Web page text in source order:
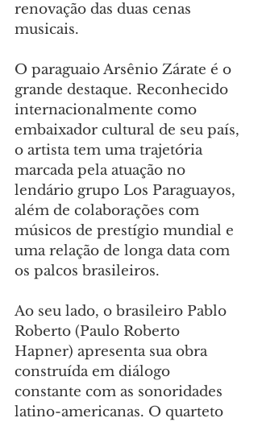
renovação das duas cenas
musicais.
O paraguaio Arsênio Zárate é o
grande destaque. Reconhecido
internacionalmente como
embaixador cultural de seu país,
o artista tem uma trajetória
marcada pela atuação no
lendário grupo Los Paraguayos,
além de colaborações com
músicos de prestígio mundial e
uma relação de longa data com
os palcos brasileiros.
Ao seu lado, o brasileiro Pablo
Roberto (Paulo Roberto
Hapner) apresenta sua obra
construída em diálogo
constante com as sonoridades
latino-americanas. O quarteto